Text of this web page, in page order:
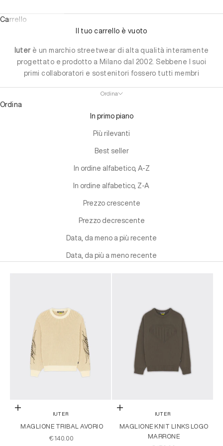
Carrello
Il tuo carrello è vuoto
Iuterè un marchio streetwear di alta qualità interamente
progettato e prodotto a Milano dal 2002. Sebbene I suoi
primi collaboratori e sostenitori fossero tutti membri
l'obiettivo di Iuter è quello di andare oltre il suo contesto
sperimentale delle sue radici all'arte e alla raffinatezza
della sartoria italiana.
Ordina
Ordina
In primo piano
Più rilevanti
Best seller
In ordine alfabetico, A-Z
In ordine alfabetico, Z-A
Prezzo crescente
Prezzo decrescente
Data, da meno a più recente
Data, da più a meno recente
Scegli le opzioni
IUTER
MAGLIONE TRIBAL AVORIO
PREZZO SCONTATO
€140.00
Scegli le opzioni
IUTER
MAGLIONE KNIT LINKS LOGO
MARRONE